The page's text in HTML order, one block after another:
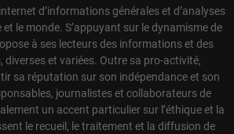
d’informations générales et d’analyses
et le monde. S’appuyant sur le dynamisme de
à ses lecteurs des informations et des
diverses et variées. Outre sa pro-activité,
sa réputation sur son indépendance et son
journalistes et collaborateurs de
un accent particulier sur l’éthique et la
le recueil, le traitement et la diffusion de